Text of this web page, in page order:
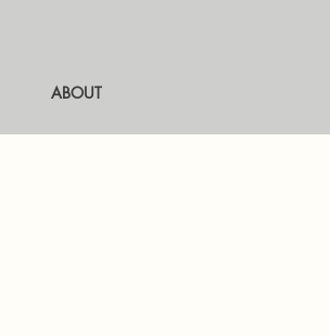
ABOUT